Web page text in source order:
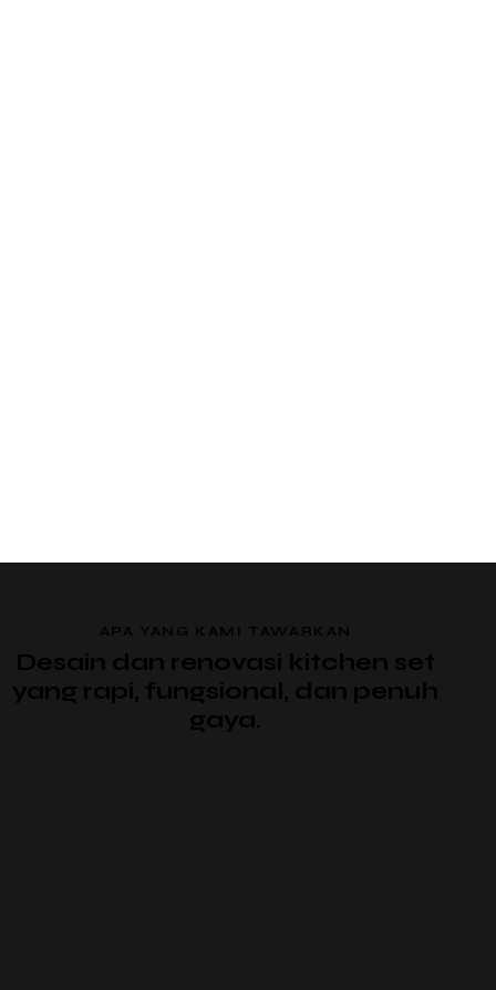
APA YANG KAMI TAWARKAN
Desain dan renovasi kitchen set
yang rapi, fungsional, dan penuh
gaya.